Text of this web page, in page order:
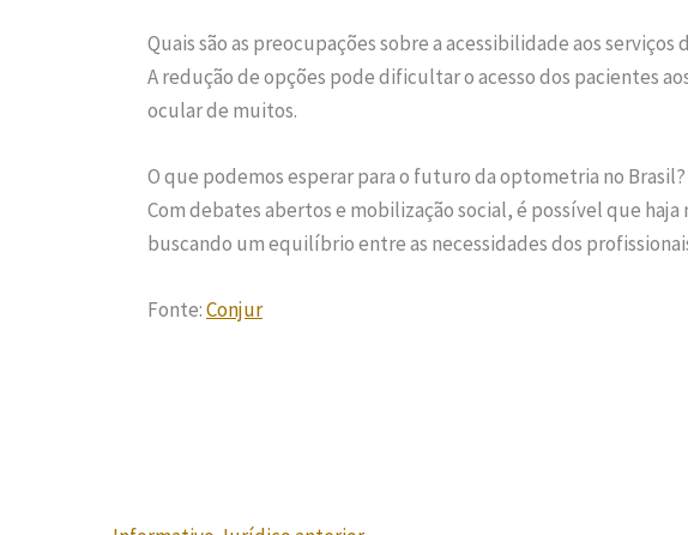
Quais são as preocupações sobre a acessibilidade aos
A redução de opções pode dificultar o acesso dos pacientes
ocular de muitos.
O que podemos esperar para o futuro da optometria no Brasil?
Com debates abertos e mobilização social, é possível que
buscando um equilíbrio entre as necessidades dos
Fonte:Conjur